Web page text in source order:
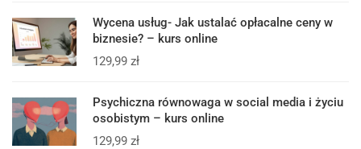
Wycena usług- Jak ustalać opłacalne ceny w
biznesie? – kurs online
129,99 zł
Psychiczna równowaga w social media i życiu
osobistym – kurs online
129,99 zł